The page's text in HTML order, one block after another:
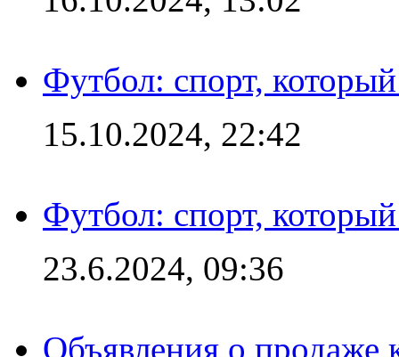
Футбол: спорт,
15.10.2024, 22:42
Футбол: спорт,
23.6.2024, 09:36
Объявления о продаже